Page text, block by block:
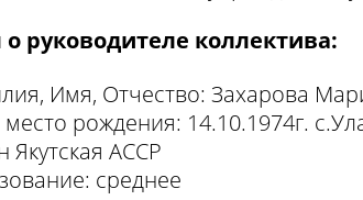
руководителе коллектива:
Имя, Отчество: Захарова
место рождения: 14.10.1974г.
Якутская АССР
среднее